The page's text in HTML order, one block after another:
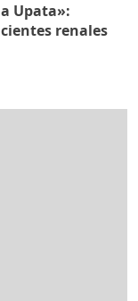
Upata»:
renales